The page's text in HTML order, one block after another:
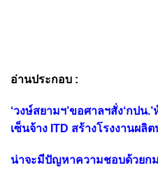
อ่านประกอบ :
‘วงษ์สยามฯ’ขอศาลฯสั่ง‘กป
เซ็นจ้าง ITD สร้างโรงงานผลิ
น่าจะมีปัญหาความชอบด้วยก